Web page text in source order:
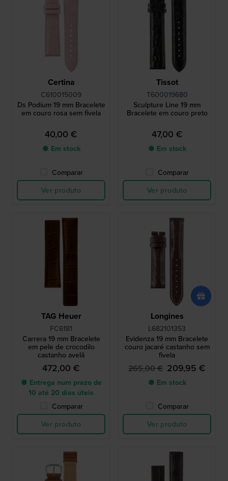
Certina
C610015009
Ds Podium 19 mm Bracelete
em couro rosa sem fivela
40,00 €
● Em stock
Comparar
Ver produto
Tissot
T600019680
Sculpture Line 19 mm
Bracelete em couro preto
47,00 €
● Em stock
Comparar
Ver produto
TAG Heuer
FC6181
Carrera 19 mm Bracelete
em pele de crocodilo
castanho avelã
472,00 €
● Entrega num prazo de
10 até 20 dias úteis
Comparar
Ver produto
Longines
L682101353
Evidenza 19 mm Bracelete
couro jacaré castanho sem
fivela
265,00 € 209,95 €
● Em stock
Comparar
Ver produto